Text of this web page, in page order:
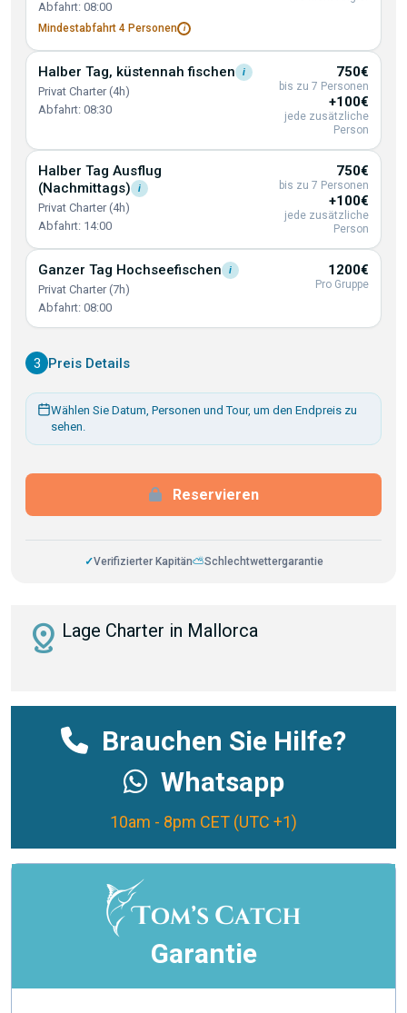
Abfahrt: 08:00
Mindestabfahrt 4 Personen i
Halber Tag, küstennahfischen i
Privat Charter (4h)
Abfahrt: 08:30
750€
bis zu 7 Personen
+100€
jede zusätzliche
Person
Halber Tag Ausflug
(Nachmittags)
i
Privat Charter (4h)
Abfahrt: 14:00
750€
bis zu 7 Personen
+100€
jede zusätzliche
Person
Ganzer Tag Hochseefischen i
Privat Charter (7h)
Abfahrt: 08:00
1200€
Pro Gruppe
3 Preis Details
Wählen Sie Datum, Personen und Tour, um den Endpreis zu
sehen.
Reservieren
✓Verifizierter Kapitän⛅Schlechtwettergarantie
distance Lage Charter in Mallorca
Brauchen Sie Hilfe?
Whatsapp
10am - 8pm CET (UTC +1)
Garantie